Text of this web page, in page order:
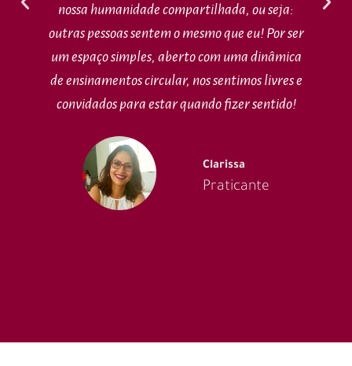
nossa humanidade compartilhada, ou seja:
outras pessoas sentem o mesmo que eu! Por ser
um espaço simples, aberto com uma dinâmica
de ensinamentos circular, nos sentimos livres e
convidados para estar quando fizer sentido!
Clarissa
Praticante